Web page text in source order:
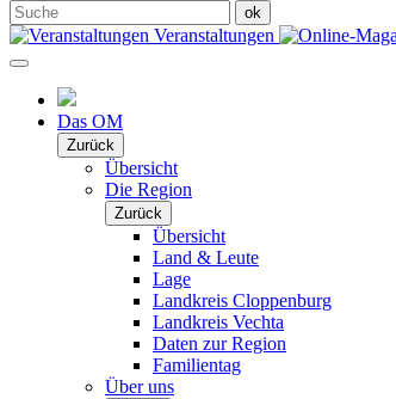
Veranstaltungen
Das OM
Zurück
Übersicht
Die Region
Zurück
Übersicht
Land & Leute
Lage
Landkreis Cloppenburg
Landkreis Vechta
Daten zur Region
Familientag
Über uns